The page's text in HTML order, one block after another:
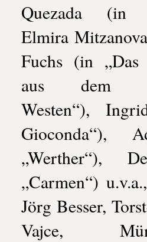
Quezada (in
Elmira
Fuchs (in „Das
aus dem
Westen“),
Gioconda“),
„Werther“),
„Carmen“)
Jörg Besser,
Vajce,